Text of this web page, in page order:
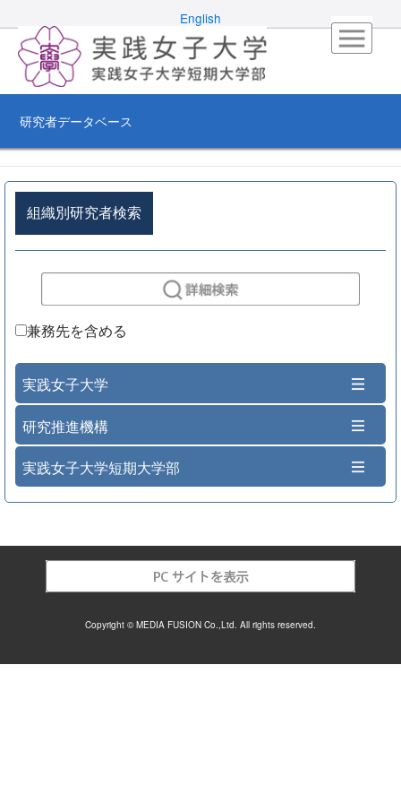
English
研究者データベース
組織別研究者検索
兼務先を含める
実践女子大学
研究推進機構
実践女子大学短期大学部
Copyright © MEDIA FUSION Co.,Ltd. All rights reserved.